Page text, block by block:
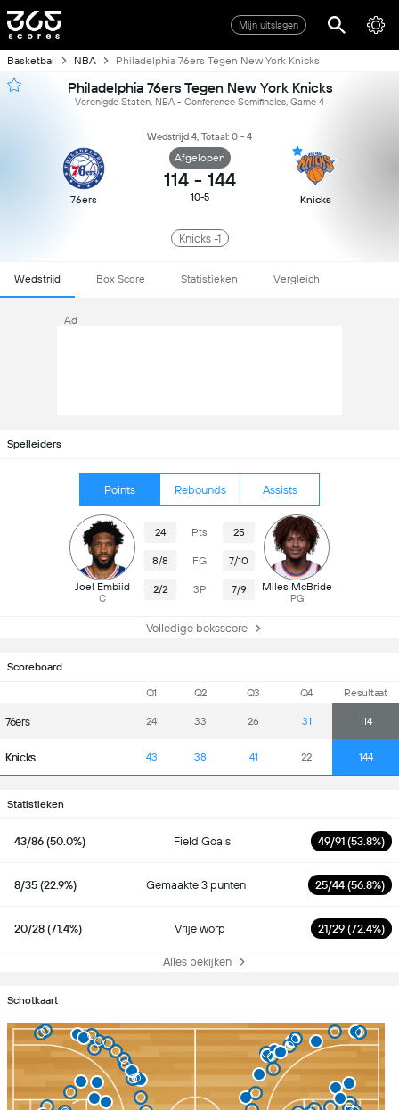
Mijn uitslagen
Basketbal NBA Philadelphia 76ers Tegen New York Knicks
Philadelphia 76ers Tegen New York Knicks
Verenigde Staten, NBA - Conference Semifinales, Game 4
Wedstrijd 4, Totaal: 0 - 4
76ers
Afgelopen
114 - 144
10-5 Knicks
Knicks -1
Wedstrijd Box Score Statistieken Vergleich
Ad
Scoreboard
Q1 Q2 Q3 Q4 Resultaat
76ers 24 33 26 31 114
Knicks 43 38 41 22 144
Spelleiders
Points Rebounds Assists
Joel Embiid
C
24 Pts 25
8/8 FG 7/10
2/2 3P 7/9 Miles McBride
PG
Volledige boksscore
Statistieken
43/86 (50.0%) Field Goals 49/91 (53.8%)
8/35 (22.9%) Gemaakte 3 punten 25/44 (56.8%)
20/28 (71.4%) Vrije worp 21/29 (72.4%)
Alles bekijken
Schotkaart